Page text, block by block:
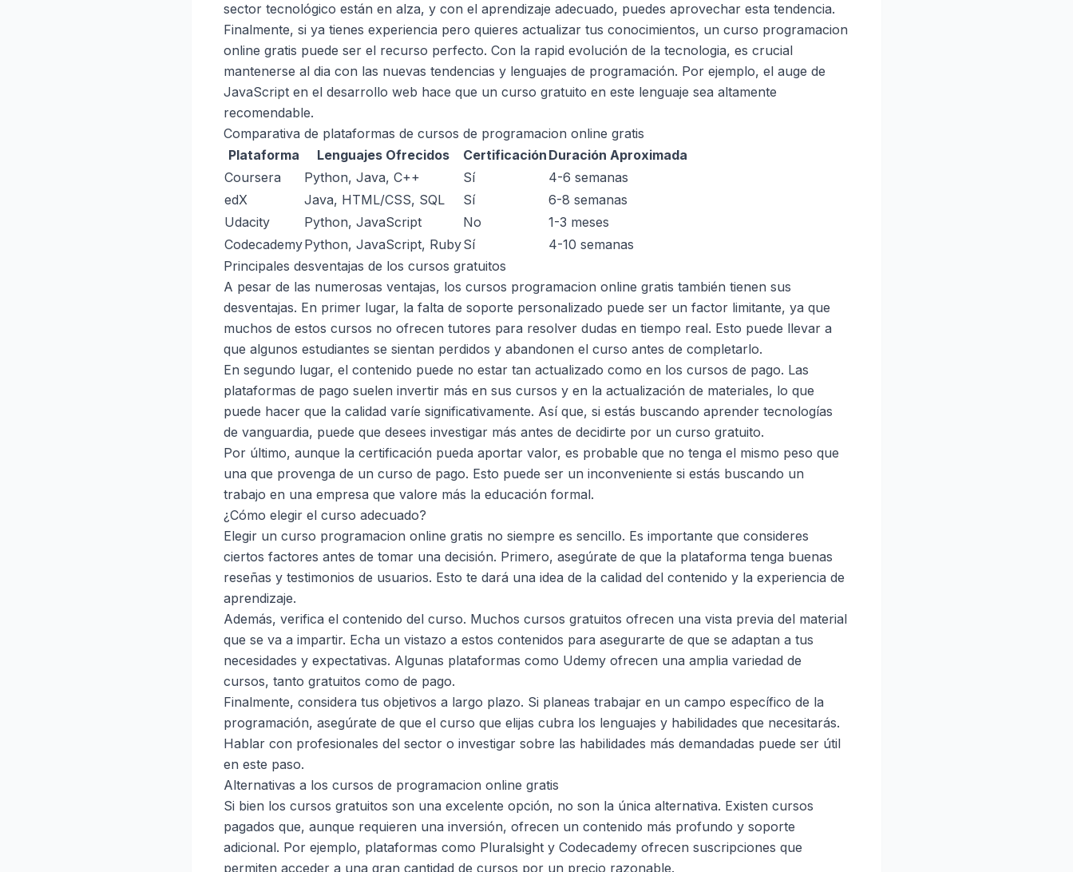
sector tecnológico están en alza, y con el aprendizaje adecuado, puedes aprovechar esta tendencia.
Finalmente, si ya tienes experiencia pero quieres actualizar tus conocimientos, un curso programacion
online gratis puede ser el recurso perfecto. Con la rapid evolución de la tecnologia, es crucial
mantenerse al dia con las nuevas tendencias y lenguajes de programación. Por ejemplo, el auge de
JavaScript en el desarrollo web hace que un curso gratuito en este lenguaje sea altamente
recomendable.
Comparativa de plataformas de cursos de programacion online gratis
Plataforma
Lenguajes Ofrecidos Certificación Duración Aproximada
Coursera
Python, Java, C++ Sí
4-6 semanas
edX
Java, HTML/CSS, SQL Sí
6-8 semanas
Udacity
Python, JavaScript No
1-3 meses
CodecademyPython, JavaScript, RubySí
4-10 semanas
Principales desventajas de los cursos gratuitos
A pesar de las numerosas ventajas, los cursos programacion online gratis también tienen sus
desventajas. En primer lugar, la falta de soporte personalizado puede ser un factor limitante, ya que
muchos de estos cursos no ofrecen tutores para resolver dudas en tiempo real. Esto puede llevar a
que algunos estudiantes se sientan perdidos y abandonen el curso antes de completarlo.
En segundo lugar, el contenido puede no estar tan actualizado como en los cursos de pago. Las
plataformas de pago suelen invertir más en sus cursos y en la actualización de materiales, lo que
puede hacer que la calidad varíe significativamente. Así que, si estás buscando aprender tecnologías
de vanguardia, puede que desees investigar más antes de decidirte por un curso gratuito.
Por último, aunque la certificación pueda aportar valor, es probable que no tenga el mismo peso que
una que provenga de un curso de pago. Esto puede ser un inconveniente si estás buscando un
trabajo en una empresa que valore más la educación formal.
¿Cómo elegir el curso adecuado?
Elegir un curso programacion online gratis no siempre es sencillo. Es importante que consideres
ciertos factores antes de tomar una decisión. Primero, asegúrate de que la plataforma tenga buenas
reseñas y testimonios de usuarios. Esto te dará una idea de la calidad del contenido y la experiencia de
aprendizaje.
Además, verifica el contenido del curso. Muchos cursos gratuitos ofrecen una vista previa del material
que se va a impartir. Echa un vistazo a estos contenidos para asegurarte de que se adaptan a tus
necesidades y expectativas. Algunas plataformas como Udemy ofrecen una amplia variedad de
cursos, tanto gratuitos como de pago.
Finalmente, considera tus objetivos a largo plazo. Si planeas trabajar en un campo específico de la
programación, asegúrate de que el curso que elijas cubra los lenguajes y habilidades que necesitarás.
Hablar con profesionales del sector o investigar sobre las habilidades más demandadas puede ser útil
en este paso.
Alternativas a los cursos de programacion online gratis
Si bien los cursos gratuitos son una excelente opción, no son la única alternativa. Existen cursos
pagados que, aunque requieren una inversión, ofrecen un contenido más profundo y soporte
adicional. Por ejemplo, plataformas como Pluralsight y Codecademy ofrecen suscripciones que
permiten acceder a una gran cantidad de cursos por un precio razonable.